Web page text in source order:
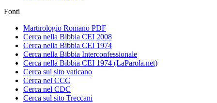
Fonti
Martirologio Romano PDF
Cerca nella Bibbia CEI 2008
Cerca nella Bibbia CEI 1974
Cerca nella Bibbia Interconfessionale
Cerca nella Bibbia CEI 1974 (LaParola.net)
Cerca sul sito vaticano
Cerca nel CCC
Cerca nel CDC
Cerca sul sito Treccani